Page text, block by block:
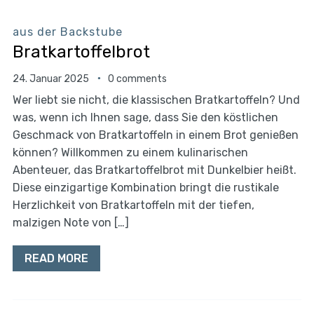
aus der Backstube
Bratkartoffelbrot
24. Januar 2025 0 comments
Wer liebt sie nicht, die klassischen Bratkartoffeln? Und
was, wenn ich Ihnen sage, dass Sie den köstlichen
Geschmack von Bratkartoffeln in einem Brot genießen
können? Willkommen zu einem kulinarischen
Abenteuer, das Bratkartoffelbrot mit Dunkelbier heißt.
Diese einzigartige Kombination bringt die rustikale
Herzlichkeit von Bratkartoffeln mit der tiefen,
malzigen Note von […]
READ MORE